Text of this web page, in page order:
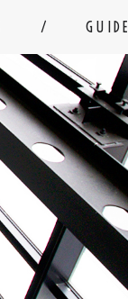
GUIDE